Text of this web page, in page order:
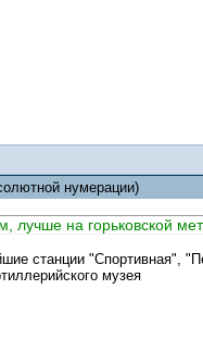
нумерации)
лучше на горьковской
станции "Спортивная",
музея